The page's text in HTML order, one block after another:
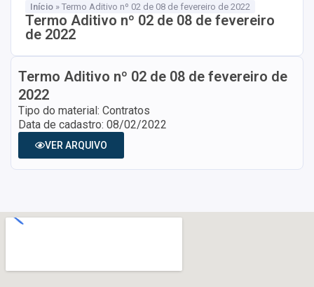
Início » Termo Aditivo nº 02 de 08 de fevereiro de 2022
Termo Aditivo nº 02 de 08 de fevereiro
de 2022
Termo Aditivo nº 02 de 08 de fevereiro de
2022
Tipo do material: Contratos
Data de cadastro: 08/02/2022
VER ARQUIVO